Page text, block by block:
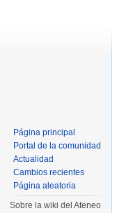
Página principal
Portal de la comunidad
Actualidad
Cambios recientes
Página aleatoria
Sobre la wiki del Ateneo